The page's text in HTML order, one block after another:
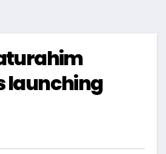
launching